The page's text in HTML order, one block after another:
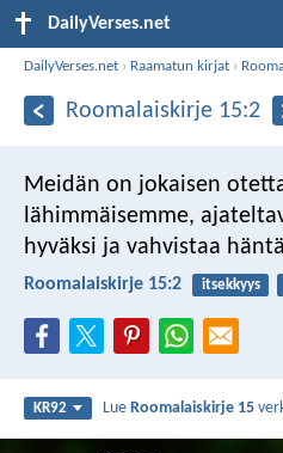
DailyVerses.net
DailyVerses.net › Raamatun kirjat ›
Roomalaiskirje 15:2
Meidän on jokaisen
lähimmäisemme,
hyväksi ja vahvistaa
Roomalaiskirje 15:2 itsekkyys
KR92 LueRoomalaiskirje 15